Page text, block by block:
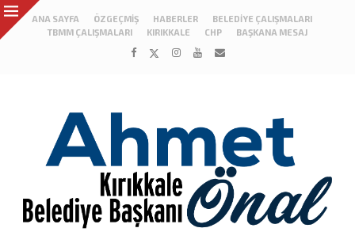
ANA SAYFA ÖZGEÇMIŞ HABERLER
BELEDIYE ÇALIŞMALARI
TBMM ÇALIŞMALARI
KIRIKKALE CHP BAŞKANA MESAJ